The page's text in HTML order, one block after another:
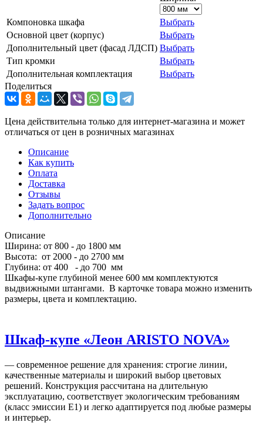
Компоновка шкафа
Выбрать
Основной цвет (корпус)
Выбрать
Дополнительный цвет (фасад ЛДСП) Выбрать
Тип кромки
Выбрать
Дополнительная комплектация
Выбрать
Поделиться
Цена действительна только для интернет-магазина и может
отличаться от цен в розничных магазинах
Описание
Как купить
Оплата
Доставка
Отзывы
Задать вопрос
Дополнительно
Описание
Ширина: от 800 - до 1800 мм
Высота: от 2000 - до 2700 мм
Глубина: от 400 - до 700 мм
Шкафы-купе глубиной менее 600 мм комплектуются
выдвижными штангами. В карточке товара можно изменить
размеры, цвета и комплектацию.
Шкаф-купе «Леон ARISTO NOVA»
— современное решение для хранения: строгие линии,
качественные материалы и широкий выбор цветовых
решений. Конструкция рассчитана на длительную
эксплуатацию, соответствует экологическим требованиям
(класс эмиссии E1) и легко адаптируется под любые размеры
и интерьер.